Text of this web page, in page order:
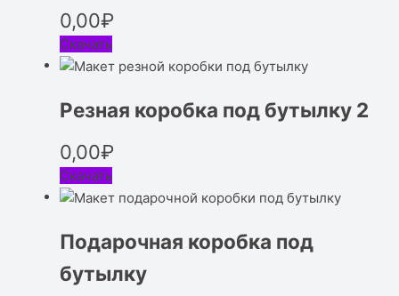
0,00₽
Скачать
Резная коробка под бутылку 2
0,00₽
Скачать
Подарочная коробка под
бутылку